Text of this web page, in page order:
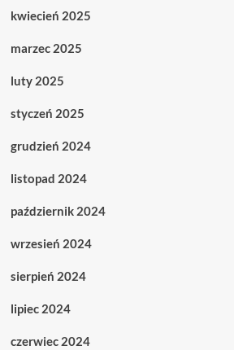
kwiecień 2025
marzec 2025
luty 2025
styczeń 2025
grudzień 2024
listopad 2024
październik 2024
wrzesień 2024
sierpień 2024
lipiec 2024
czerwiec 2024